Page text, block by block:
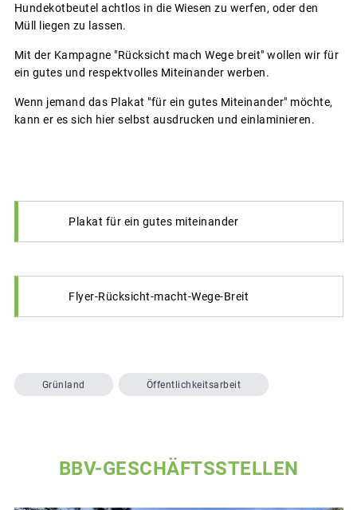
Hundekotbeutel achtlos in die Wiesen zu werfen, oder den
Müll liegen zu lassen.
Mit der Kampagne "Rücksicht mach Wege breit" wollen wir für
ein gutes und respektvolles Miteinander werben.
Wenn jemand das Plakat "für ein gutes Miteinander" möchte,
kann er es sich hier selbst ausdrucken und einlaminieren.
Plakat für ein gutes miteinander
Flyer-Rücksicht-macht-Wege-Breit
Grünland Öffentlichkeitsarbeit
BBV-GESCHÄFTSSTELLEN